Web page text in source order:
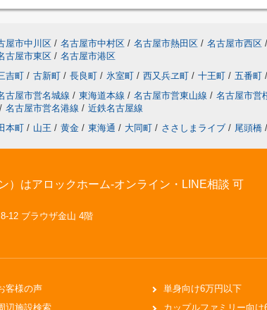
屋市中川区 / 名古屋市中村区 / 名古屋市熱田区 / 名古屋市西区 /
古屋市東区 / 名古屋市港区
吉町 / 古新町 / 長良町 / 氷室町 / 西又兵ヱ町 / 十王町 / 五番町 /
古屋市営名城線 / 東海道本線 / 名古屋市営東山線 / 名古屋市営
/ 名古屋市営名港線 / 近鉄名古屋線
本町 / 山王 / 黄金 / 東海通 / 大同町 / ささしまライブ / 尾頭橋 /
）はアロックホーム-オンライン・LINE相談 可
12 ブラウザ金山 4階
客様の声
辺施設検索
単身向け6万円以下
カップルファミリー向け